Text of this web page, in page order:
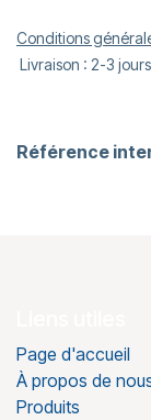
Conditions
Livraison : 2-3
Référence
Page d'accueil
À propos de
Produits